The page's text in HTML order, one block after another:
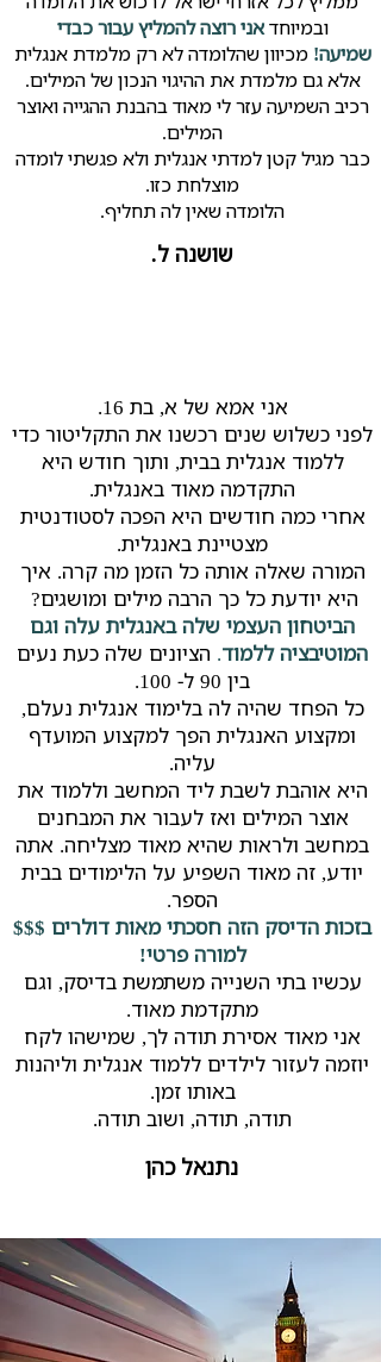
ובמיוחדאני רוצה להמליץ עבור כבדי
שמיעה! מכיוון שהלומדה לא רק מלמדת אנגלית
אלא גם מלמדת את ההיגוי הנכון של המילים.
רכיב השמיעה עזר לי מאוד בהבנת ההגייה ואוצר
המילים.​
כבר מגיל קטן למדתי אנגלית ולא פגשתי לומדה
מוצלחת כזו.​
הלומדה שאין לה תחליף.
שושנה ל.
אני אמא של א, בת 16.
לפני כשלוש שנים רכשנו את התקליטור כדי
ללמוד אנגלית בבית, ותוך חודש היא
התקדמה מאוד באנגלית.
אחרי כמה חודשים היא הפכה לסטודנטית
מצטיינת באנגלית.​
המורה שאלה אותה כל הזמן מה קרה. איך
היא יודעת כל כך הרבה מילים ומושגים?
הביטחון העצמי שלה באנגלית עלה וגם
המוטיבציה ללמוד. הציונים שלה כעת נעים
בין 90 ל- 100.​
כל הפחד שהיה לה בלימוד אנגלית נעלם,
ומקצוע האנגלית הפך למקצוע המועדף
עליה.
היא אוהבת לשבת ליד המחשב וללמוד את
אוצר המילים ואז לעבור את המבחנים
במחשב ולראות שהיא מאוד מצליחה. אתה
יודע, זה מאוד השפיע על הלימודים בבית
הספר.
בזכות הדיסק הזה חסכתי מאות דולרים $$$
למורה פרטי!
עכשיו בתי השנייה משתמשת בדיסק, וגם
מתקדמת מאוד.​
אני מאוד אסירת תודה לך, שמישהו לקח
יוזמה לעזור לילדים ללמוד אנגלית וליהנות
באותו זמן.​
תודה, תודה, ושוב תודה.
נתנאל כהן